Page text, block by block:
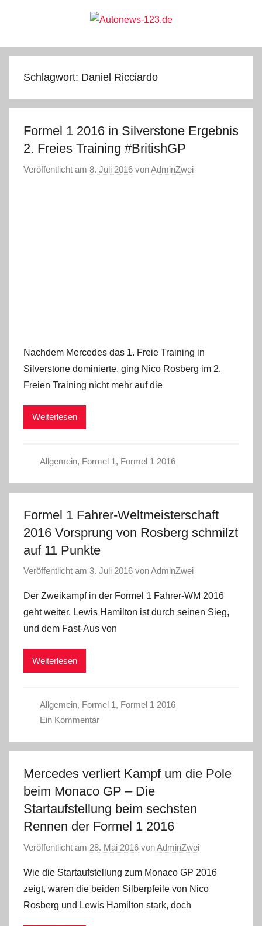
Autonews-
123.de
Schlagwort: Daniel Ricciardo
Formel 1 2016 in Silverstone Ergebnis
2. Freies Training #BritishGP
Veröffentlicht am 8. Juli 2016 vonAdminZwei
Nachdem Mercedes das 1. Freie Training in
Silverstone dominierte, ging Nico Rosberg im 2.
Freien Training nicht mehr auf die
Weiterlesen
Allgemein, Formel 1, Formel 1 2016
Formel 1 Fahrer-Weltmeisterschaft
2016 Vorsprung von Rosberg schmilzt
auf 11 Punkte
Veröffentlicht am 3. Juli 2016 vonAdminZwei
Der Zweikampf in der Formel 1 Fahrer-WM 2016
geht weiter. Lewis Hamilton ist durch seinen Sieg,
und dem Fast-Aus von
Weiterlesen
Allgemein, Formel 1, Formel 1 2016
Ein Kommentar
Mercedes verliert Kampf um die Pole
beim Monaco GP – Die
Startaufstellung beim sechsten
Rennen der Formel 1 2016
Veröffentlicht am 28. Mai 2016 vonAdminZwei
Wie die Startaufstellung zum Monaco GP 2016
zeigt, waren die beiden Silberpfeile von Nico
Rosberg und Lewis Hamilton stark, doch